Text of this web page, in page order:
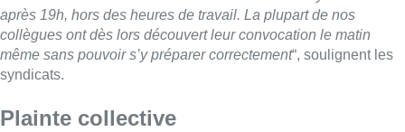
après 19h, hors des heures de travail. La plupart de nos
collègues ont dès lors découvert leur convocation le matin
même sans pouvoir s’y préparer correctement“, soulignent les
syndicats.
Plainte collective